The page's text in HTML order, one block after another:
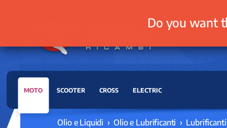
MOTO SCOOTER CROSS ELECTRIC
Olio e Liquidi › Olio e Lubrificanti › Lubrificanti
Do you want